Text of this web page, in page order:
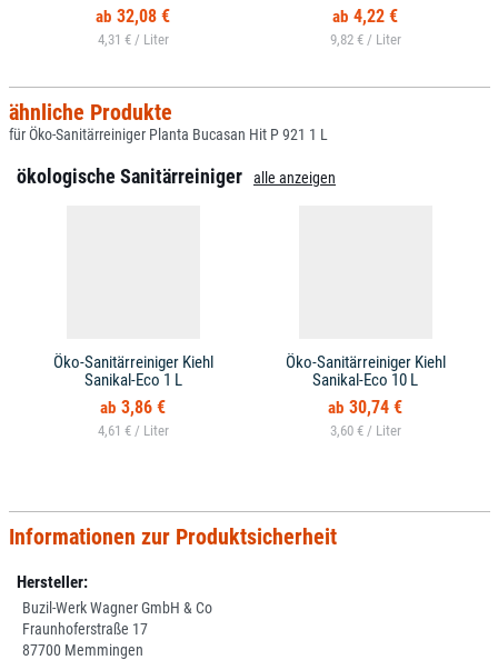
32,08 €
4,31 € /
4,22 €
9,82 € /
ähnliche Produkte
für Öko-Sanitärreiniger Planta Bucasan Hit P 921 1 L
ökologische Sanitärreiniger alle anzeigen
Öko-Sanitärreiniger Kiehl
Sanikal-Eco 1 L
3,86 €
4,61 € /
Öko-Sanitärreiniger Kiehl
Sanikal-Eco 10 L
30,74 €
3,60 € /
Informationen zur Produktsicherheit
Hersteller:
Buzil-Werk Wagner GmbH & Co
Fraunhoferstraße 17
87700 Memmingen